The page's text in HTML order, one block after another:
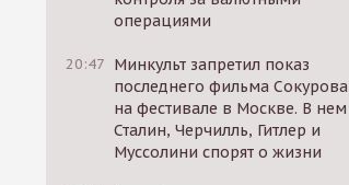
операциями
20:47 Минкульт запретил показ
последнего фильма Сокурова
на фестивале в Москве. В нем
Сталин, Черчилль, Гитлер и
Муссолини спорят о жизни